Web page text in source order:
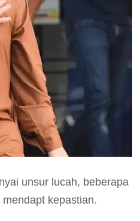
unsur lucah, beberapa
kepastian.